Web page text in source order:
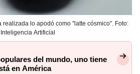
realizada lo apodó como "latte cósmico". Foto:
Inteligencia Artificial
del mundo, uno tiene
en América